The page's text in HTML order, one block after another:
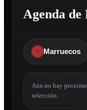
Agenda
Marruecos
Aún no hay
selección.